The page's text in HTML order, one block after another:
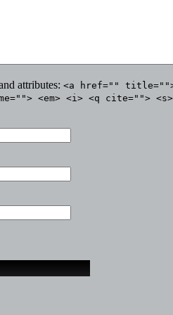
attributes: <a href=""
<em> <i> <q cite="">